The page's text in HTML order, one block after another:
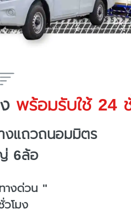
พร้อมรับใช้ 24
งแถวถนอมมิตร
6ล้อ
างด่วน "
โมง